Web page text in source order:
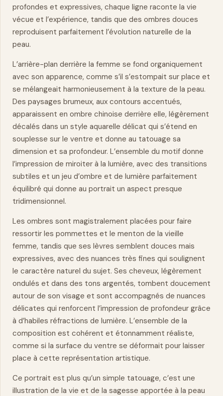
profondes et expressives, chaque ligne raconte la vie
vécue et l’expérience, tandis que des ombres douces
reproduisent parfaitement l’évolution naturelle de la
peau.
L’arrière-plan derrière la femme se fond organiquement
avec son apparence, comme s’il s’estompait sur place et
se mélangeait harmonieusement à la texture de la peau.
Des paysages brumeux, aux contours accentués,
apparaissent en ombre chinoise derrière elle, légèrement
décalés dans un style aquarelle délicat qui s’étend en
souplesse sur le ventre et donne au tatouage sa
dimension et sa profondeur. L’ensemble du motif donne
l’impression de miroiter à la lumière, avec des transitions
subtiles et un jeu d’ombre et de lumière parfaitement
équilibré qui donne au portrait un aspect presque
tridimensionnel.
Les ombres sont magistralement placées pour faire
ressortir les pommettes et le menton de la vieille
femme, tandis que ses lèvres semblent douces mais
expressives, avec des nuances très fines qui soulignent
le caractère naturel du sujet. Ses cheveux, légèrement
ondulés et dans des tons argentés, tombent doucement
autour de son visage et sont accompagnés de nuances
délicates qui renforcent l’impression de profondeur grâce
à d’habiles réfractions de lumière. L’ensemble de la
composition est cohérent et étonnamment réaliste,
comme si la surface du ventre se déformait pour laisser
place à cette représentation artistique.
Ce portrait est plus qu’un simple tatouage, c’est une
illustration de la vie et de la sagesse apportée à la peau